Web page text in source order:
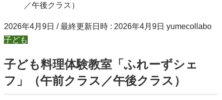
／午後クラス）
2026年4月9日 / 最終更新日時 : 2026年4月9日 yumecollabo
子ども
子ども料理体験教室「ふれーずシェ
フ」（午前クラス／午後クラス）